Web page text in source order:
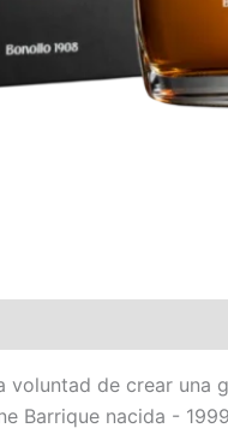
voluntad de crear una
Barrique nacida -